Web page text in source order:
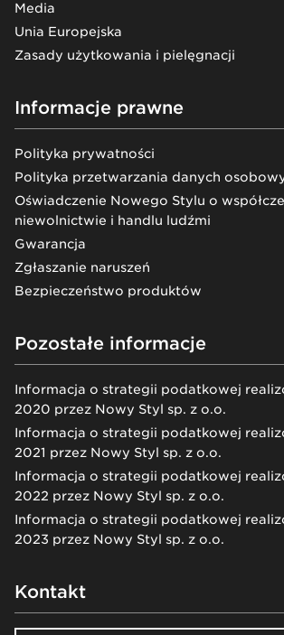
Media
Unia Europejska
Zasady użytkowania i pielęgnacji
Informacje prawne
Polityka prywatności
Polityka przetwarzania danych
Oświadczenie Nowego Stylu o
niewolnictwie i handlu ludźmi
Gwarancja
Zgłaszanie naruszeń
Bezpieczeństwo produktów
Pozostałe informacje
Informacja o strategii podatkowej
2020 przez Nowy Styl sp. z o.o.
Informacja o strategii podatkowej
2021 przez Nowy Styl sp. z o.o.
Informacja o strategii podatkowej
2022 przez Nowy Styl sp. z o.o.
Informacja o strategii podatkowej
2023 przez Nowy Styl sp. z o.o.
Kontakt